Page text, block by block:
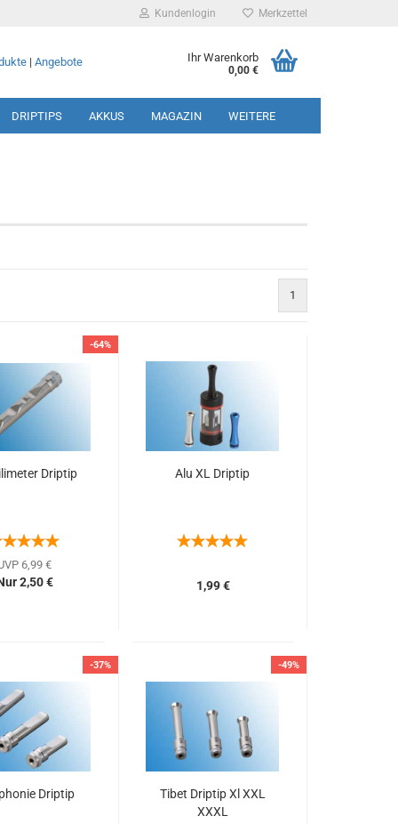
Kundenlogin Merkzettel
|Angebote Ihr Warenkorb
0,00 €
DRIPTIPS AKKUS MAGAZIN WEITERE
1
-64%
Driptip
6,99 €
2,50 €
Alu XL Driptip
1,99 €
-37%
Driptip
-49%
Tibet Driptip Xl XXL
XXXL